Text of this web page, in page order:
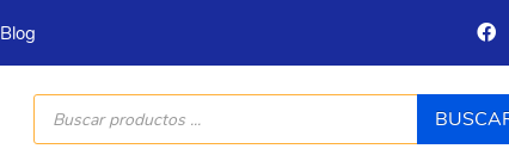
Blog
Búsqueda
productos